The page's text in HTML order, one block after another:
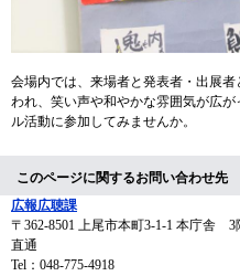
会場内では、来場者と発表者・出展
われ、笑い声や和やかな雰囲気が広
ル活動に参加してみませんか。
このページに関するお問い合わせ先
広報広聴課
〒362-8501 上尾市本町3-1-1 本庁舎 3
直通
Tel：048-775-4918